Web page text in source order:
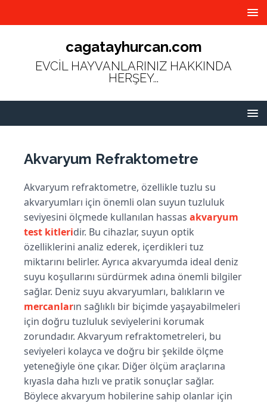
cagatayhurcan.com
EVCİL HAYVANLARINIZ HAKKINDA
HERŞEY...
Akvaryum Refraktometre
Akvaryum refraktometre, özellikle tuzlu su
akvaryumları için önemli olan suyun tuzluluk
seviyesini ölçmede kullanılan hassas akvaryum
test kitleridir. Bu cihazlar, suyun optik
özelliklerini analiz ederek, içerdikleri tuz
miktarını belirler. Ayrıca akvaryumda ideal deniz
suyu koşullarını sürdürmek adına önemli bilgiler
sağlar. Deniz suyu akvaryumları, balıkların ve
mercanların sağlıklı bir biçimde yaşayabilmeleri
için doğru tuzluluk seviyelerini korumak
zorundadır. Akvaryum refraktometreleri, bu
seviyeleri kolayca ve doğru bir şekilde ölçme
yeteneğiyle öne çıkar. Diğer ölçüm araçlarına
kıyasla daha hızlı ve pratik sonuçlar sağlar.
Böylece akvaryum hobilerine sahip olanlar için